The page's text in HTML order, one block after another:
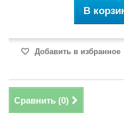
В
Добавить в избранное
Сравнить (0)